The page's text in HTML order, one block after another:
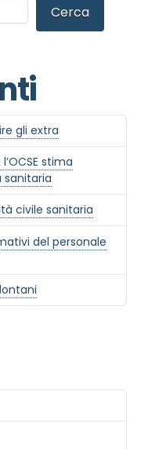
Cerca
gli extra
stima
sanitaria
civile sanitaria
del personale